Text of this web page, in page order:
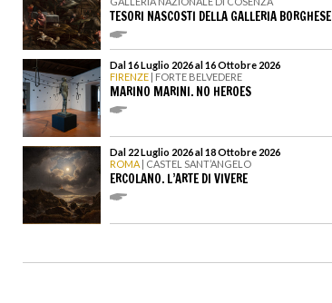
TESORI NASCOSTI DELLA GALLERIA BORGHESE
Dal 16 Luglio 2026 al 16 Ottobre 2026
FIRENZE | FORTE BELVEDERE
MARINO MARINI. NO HEROES
Dal 22 Luglio 2026 al 18 Ottobre 2026
ROMA | CASTEL SANT’ANGELO
ERCOLANO. L’ARTE DI VIVERE